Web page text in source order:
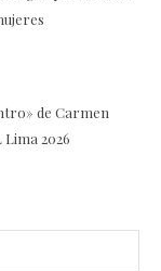
de Carmen
Lima 2026